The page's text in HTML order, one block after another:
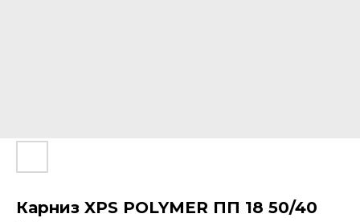
Карниз XPS POLYMER ПП 18 50/40